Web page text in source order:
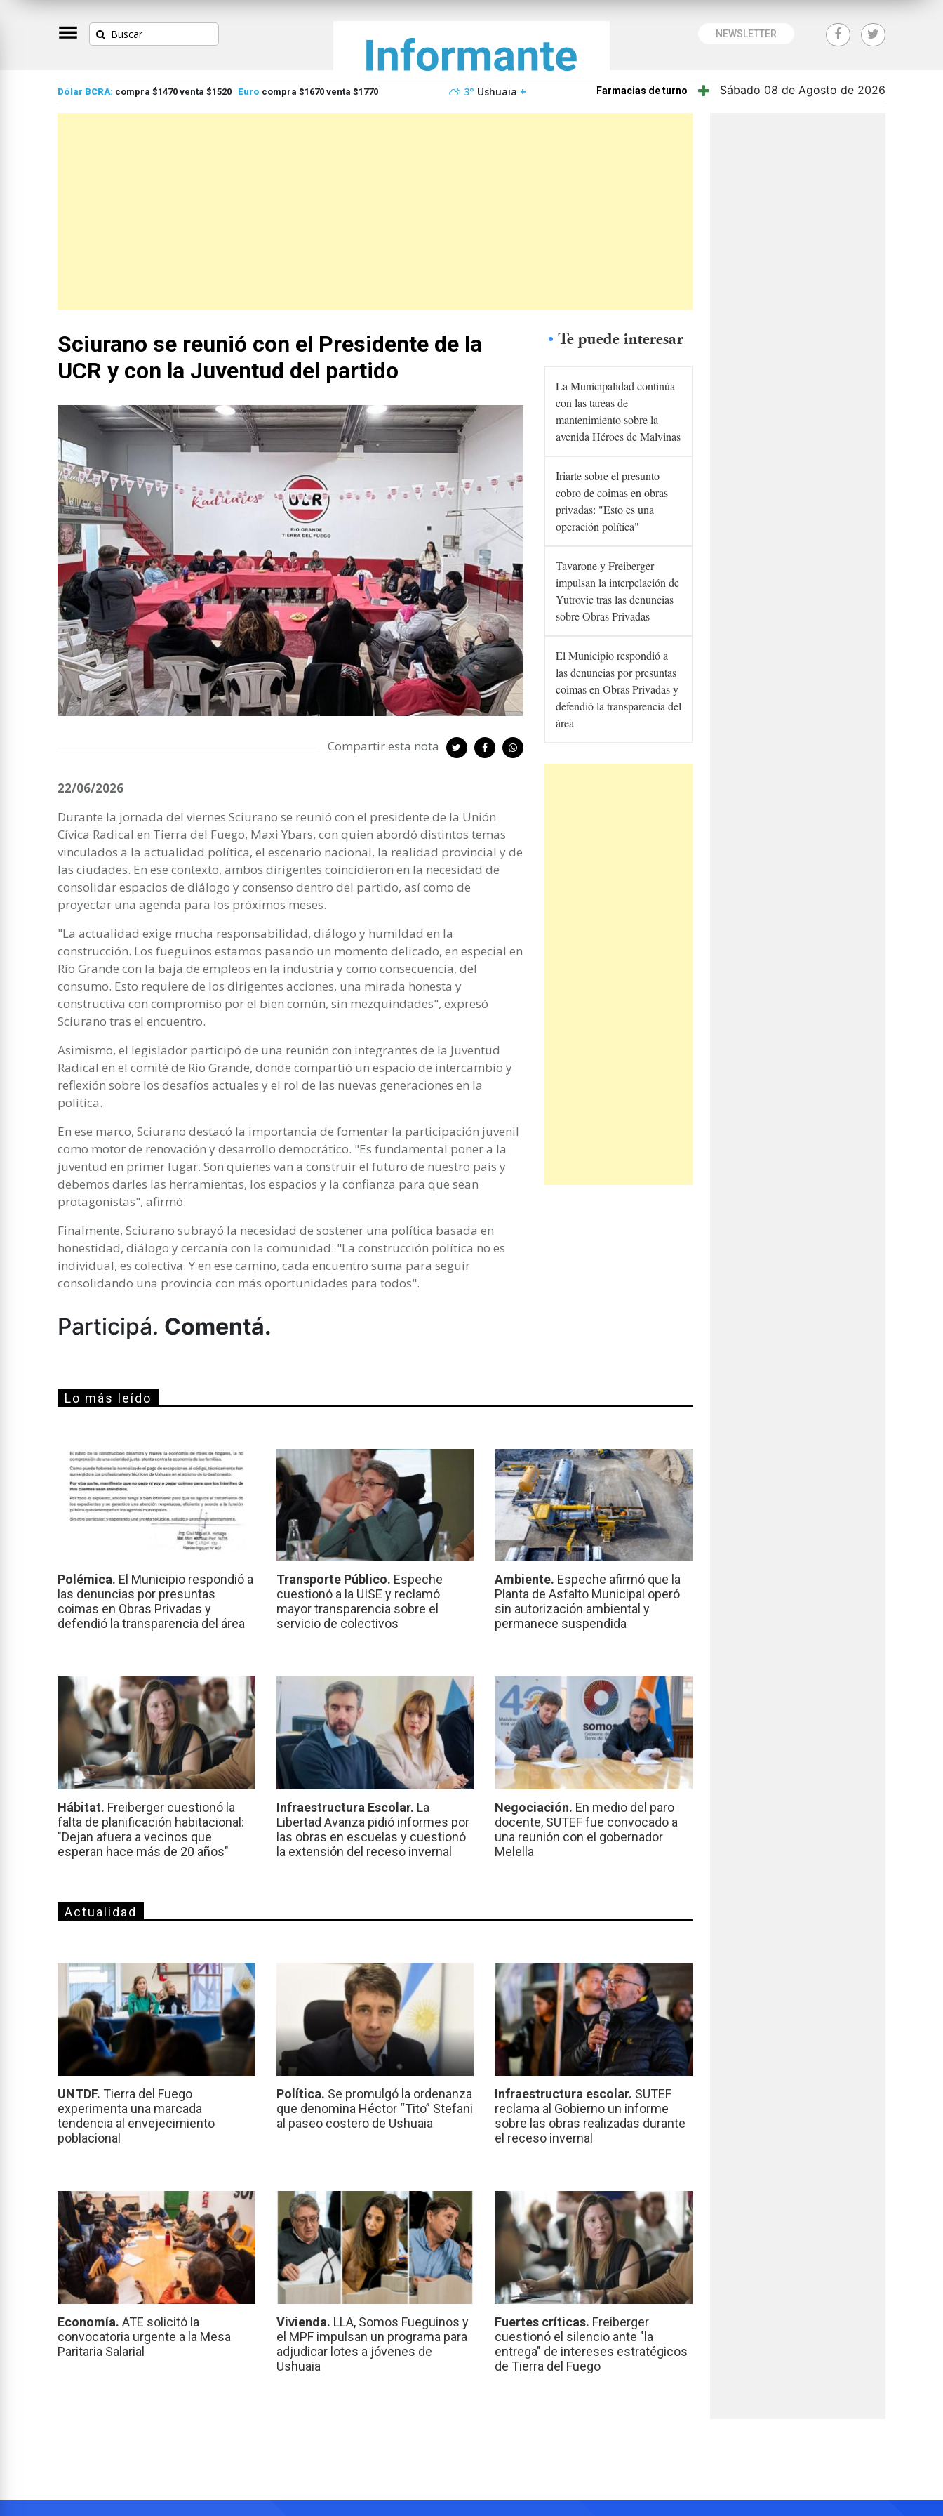
NEWSLETTER
Dólar BCRA: compra $1470 venta $1520 Euro compra $1670 venta $1770 3° Ushuaia + Farmacias de turno Sábado 08 de Agosto de 2026
Sciurano se reunió con el Presidente de la
UCR y con la Juventud del partido
Compartir esta nota
22/06/2026
Durante la jornada del viernes Sciurano se reunió con el presidente de la Unión
Cívica Radical en Tierra del Fuego, Maxi Ybars, con quien abordó distintos temas
vinculados a la actualidad política, el escenario nacional, la realidad provincial y de
las ciudades. En ese contexto, ambos dirigentes coincidieron en la necesidad de
consolidar espacios de diálogo y consenso dentro del partido, así como de
proyectar una agenda para los próximos meses.
"La actualidad exige mucha responsabilidad, diálogo y humildad en la
construcción. Los fueguinos estamos pasando un momento delicado, en especial en
Río Grande con la baja de empleos en la industria y como consecuencia, del
consumo. Esto requiere de los dirigentes acciones, una mirada honesta y
constructiva con compromiso por el bien común, sin mezquindades", expresó
Sciurano tras el encuentro.
Asimismo, el legislador participó de una reunión con integrantes de la Juventud
Radical en el comité de Río Grande, donde compartió un espacio de intercambio y
reflexión sobre los desafíos actuales y el rol de las nuevas generaciones en la
política.
En ese marco, Sciurano destacó la importancia de fomentar la participación juvenil
como motor de renovación y desarrollo democrático. "Es fundamental poner a la
juventud en primer lugar. Son quienes van a construir el futuro de nuestro país y
debemos darles las herramientas, los espacios y la confianza para que sean
protagonistas", afirmó.
Finalmente, Sciurano subrayó la necesidad de sostener una política basada en
honestidad, diálogo y cercanía con la comunidad: "La construcción política no es
individual, es colectiva. Y en ese camino, cada encuentro suma para seguir
consolidando una provincia con más oportunidades para todos".
Te puede interesar
La Municipalidad continúa
con las tareas de
mantenimiento sobre la
avenida Héroes de Malvinas
Iriarte sobre el presunto
cobro de coimas en obras
privadas: "Esto es una
operación política"
Tavarone y Freiberger
impulsan la interpelación de
Yutrovic tras las denuncias
sobre Obras Privadas
El Municipio respondió a
las denuncias por presuntas
coimas en Obras Privadas y
defendió la transparencia del
área
Participá. Comentá.
Lo más leído
Polémica. El Municipio respondió a
las denuncias por presuntas
coimas en Obras Privadas y
defendió la transparencia del área
Transporte Público. Espeche
cuestionó a la UISE y reclamó
mayor transparencia sobre el
servicio de colectivos
Ambiente. Espeche afirmó que la
Planta de Asfalto Municipal operó
sin autorización ambiental y
permanece suspendida
Hábitat. Freiberger cuestionó la
falta de planificación habitacional:
"Dejan afuera a vecinos que
esperan hace más de 20 años"
Infraestructura Escolar. La
Libertad Avanza pidió informes por
las obras en escuelas y cuestionó
la extensión del receso invernal
Negociación. En medio del paro
docente, SUTEF fue convocado a
una reunión con el gobernador
Melella
Actualidad
UNTDF. Tierra del Fuego
experimenta una marcada
tendencia al envejecimiento
poblacional
Política. Se promulgó la ordenanza
que denomina Héctor “Tito” Stefani
al paseo costero de Ushuaia
Infraestructura escolar. SUTEF
reclama al Gobierno un informe
sobre las obras realizadas durante
el receso invernal
Economía. ATE solicitó la
convocatoria urgente a la Mesa
Paritaria Salarial
Vivienda. LLA, Somos Fueguinos y
el MPF impulsan un programa para
adjudicar lotes a jóvenes de
Ushuaia
Fuertes críticas. Freiberger
cuestionó el silencio ante "la
entrega" de intereses estratégicos
de Tierra del Fuego